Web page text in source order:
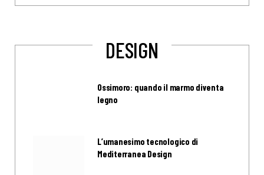
DESIGN
Ossimoro: quando il marmo diventa
legno
L’umanesimo tecnologico di
Mediterranea Design